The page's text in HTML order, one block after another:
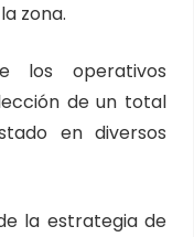
zona.
los operativos
de un total
en diversos
la estrategia de